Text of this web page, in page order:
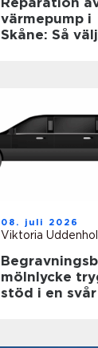
värmepump i
Skåne: Så
08. juli 2026
Viktoria
mölnlycke tryggt
stöd i en